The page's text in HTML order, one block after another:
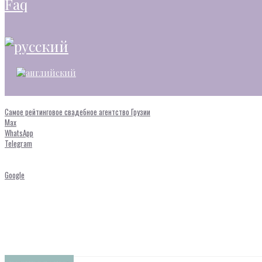
faq
Самое рейтинговое свадебное агентство Грузии
Max
WhatsApp
Telegram
Google